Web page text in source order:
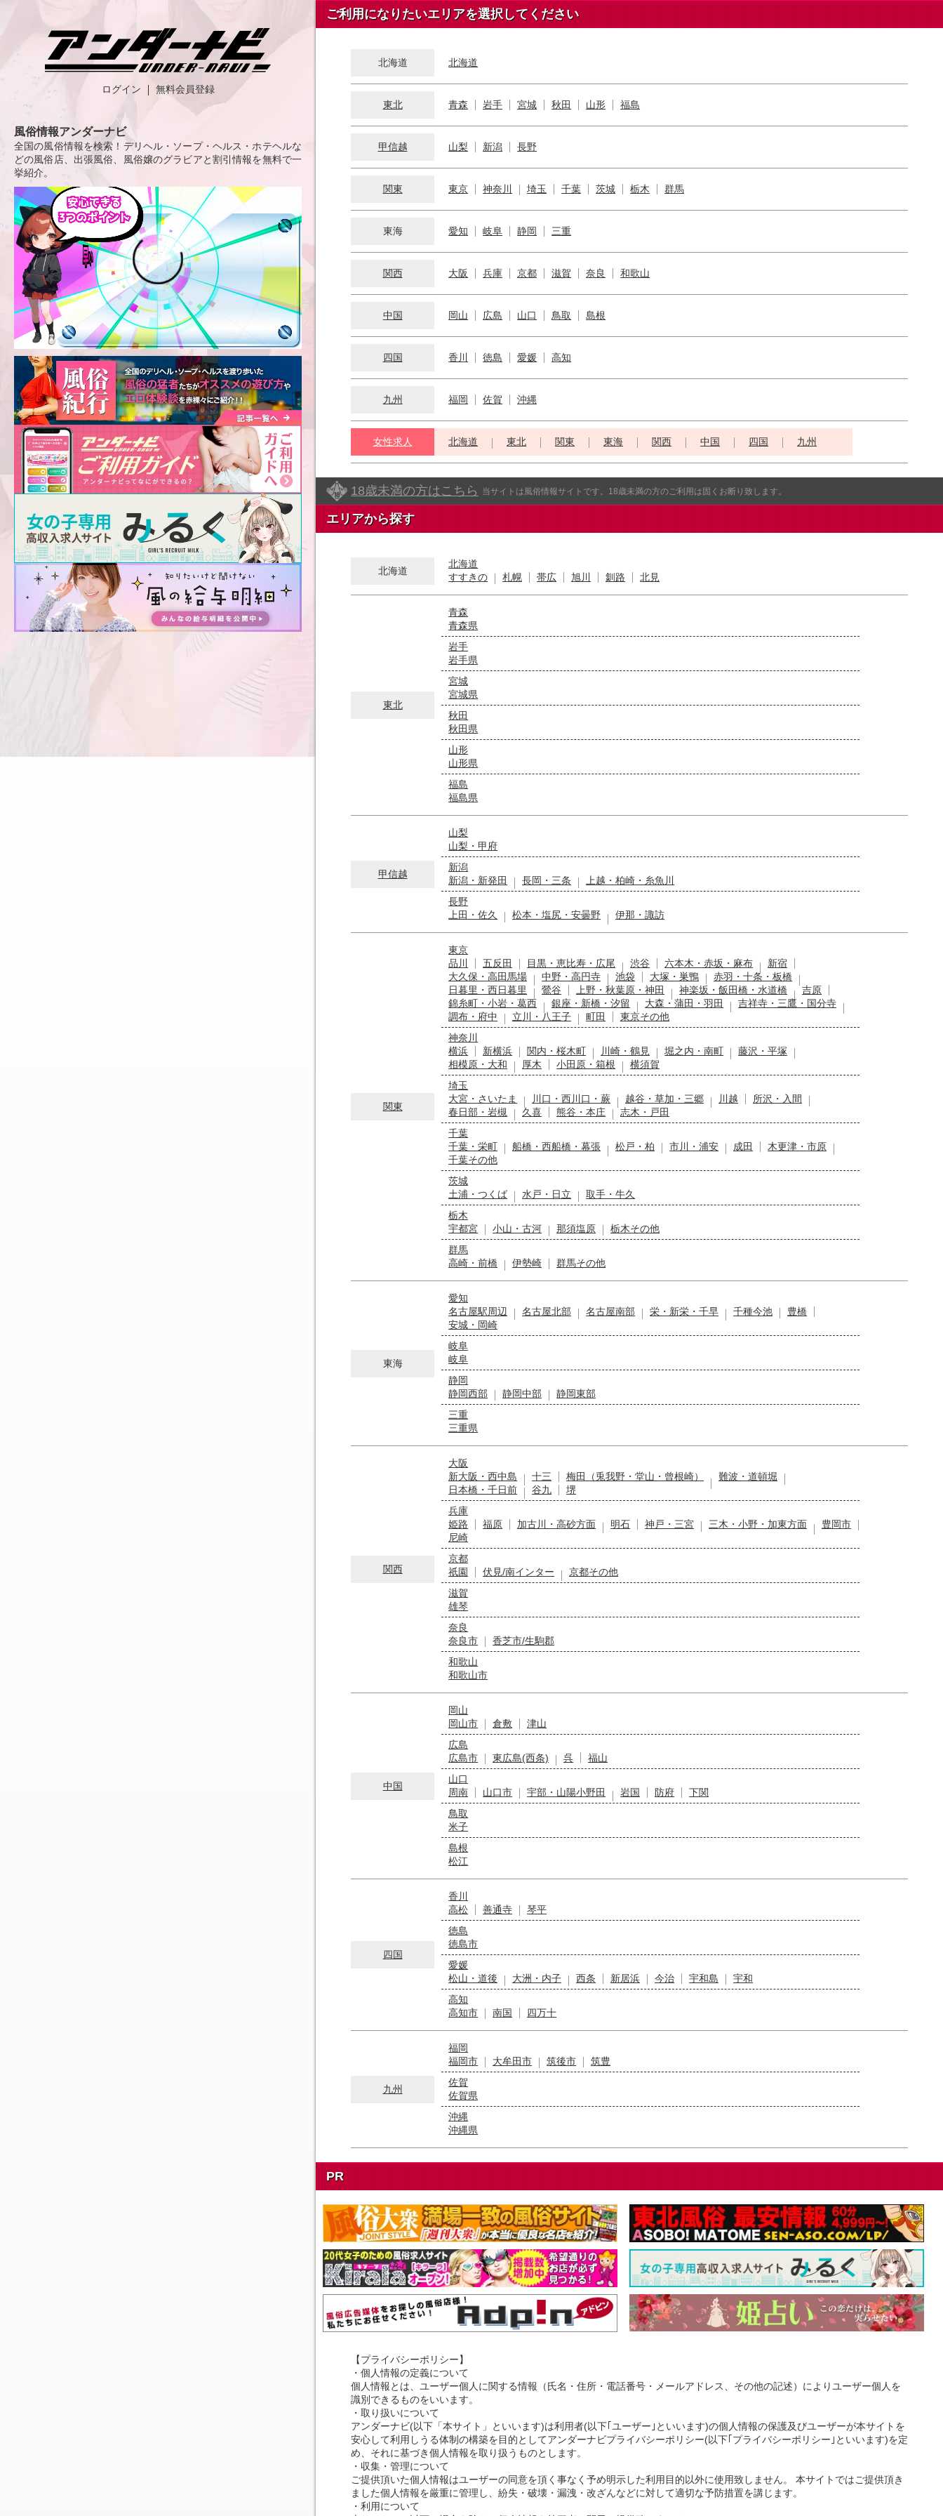
ログイン 無料会員登録
風俗情報アンダーナビ
全国の風俗情報を検索！デリヘル・ソープ・ヘルス・ホテヘルな
どの風俗店、出張風俗、風俗嬢のグラビアと割引情報を無料で一
挙紹介。
ご利用になりたいエリアを選択してください
北海道 北海道
東北 青森 岩手 宮城 秋田 山形 福島
甲信越 山梨 新潟 長野
関東 東京 神奈川 埼玉 千葉 茨城 栃木 群馬
東海 愛知 岐阜 静岡 三重
関西 大阪 兵庫 京都 滋賀 奈良 和歌山
中国 岡山 広島 山口 鳥取 島根
四国 香川 徳島 愛媛 高知
九州 福岡 佐賀 沖縄
女性求人 北海道 東北 関東 東海 関西 中国 四国 九州
18歳未満の方はこちら 当サイトは風俗情報サイトです。18歳未満の方のご利用は固くお断り致します。
エリアから探す
北海道
北海道
すすきの
札幌 帯広 旭川 釧路 北見
東北
青森
青森県
岩手
岩手県
宮城
宮城県
秋田
秋田県
山形
山形県
福島
福島県
甲信越
山梨
山梨・甲府
新潟
新潟・新発田
長岡・三条
上越・柏崎・糸魚川
長野
上田・佐久
松本・塩尻・安曇野 伊那・諏訪
関東
東京
品川
五反田 目黒・恵比寿・広尾 渋谷 六本木・赤坂・麻布
新宿
大久保・高田馬場
中野・高円寺 池袋 大塚・巣鴨
赤羽・十条・板橋
日暮里・西日暮里
鶯谷 上野・秋葉原・神田 神楽坂・飯田橋・水道橋
吉原
錦糸町・小岩・葛西
銀座・新橋・汐留 大森・蒲田・羽田
吉祥寺・三鷹・国分寺
調布・府中
立川・八王子 町田
東京その他
神奈川
横浜
新横浜 関内・桜木町 川崎・鶴見 堀之内・南町
藤沢・平塚
相模原・大和
厚木 小田原・箱根
横須賀
埼玉
大宮・さいたま
川口・西川口・蕨 越谷・草加・三郷 川越
所沢・入間
春日部・岩槻
久喜 熊谷・本庄
志木・戸田
千葉
千葉・栄町
船橋・西船橋・幕張 松戸・柏 市川・浦安 成田
木更津・市原
千葉その他
茨城
土浦・つくば
水戸・日立
取手・牛久
栃木
宇都宮
小山・古河 那須塩原
栃木その他
群馬
高崎・前橋
伊勢崎 群馬その他
東海
愛知
名古屋駅周辺
名古屋北部 名古屋南部 栄・新栄・千早 千種今池
豊橋
安城・岡崎
岐阜
岐阜
静岡
静岡西部
静岡中部
静岡東部
三重
三重県
関西
大阪
新大阪・西中島
十三 梅田（兎我野・堂山・曾根崎）
難波・道頓堀
日本橋・千日前
谷九
堺
兵庫
姫路
福原 加古川・高砂方面 明石 神戸・三宮 三木・小野・加東方面
豊岡市
尼崎
京都
祇園
伏見/南インター
京都その他
滋賀
雄琴
奈良
奈良市
香芝市/生駒郡
和歌山
和歌山市
中国
岡山
岡山市
倉敷
津山
広島
広島市
東広島(西条) 呉
福山
山口
周南
山口市 宇部・山陽小野田 岩国 防府
下関
鳥取
米子
島根
松江
四国
香川
高松
善通寺
琴平
徳島
徳島市
愛媛
松山・道後
大洲・内子 西条 新居浜 今治 宇和島
宇和
高知
高知市
南国 四万十
九州
福岡
福岡市
大牟田市 筑後市
筑豊
佐賀
佐賀県
沖縄
沖縄県
PR
【プライバシーポリシー】
・個人情報の定義について
個人情報とは、ユーザー個人に関する情報（氏名・住所・電話番号・メールアドレス、その他の記述）によりユーザー個人を
識別できるものをいいます。
・取り扱いについて
アンダーナビ(以下「本サイト」といいます)は利用者(以下｢ユーザー｣といいます)の個人情報の保護及びユーザーが本サイトを
安心して利用しうる体制の構築を目的としてアンダーナビプライバシーポリシー(以下｢プライバシーポリシー｣といいます)を定
め、それに基づき個人情報を取り扱うものとします。
・収集・管理について
ご提供頂いた個人情報はユーザーの同意を頂く事なく予め明示した利用目的以外に使用致しません。 本サイトではご提供頂き
ました個人情報を厳重に管理し、紛失・破壊・漏洩・改ざんなどに対して適切な予防措置を講じます。
・利用について